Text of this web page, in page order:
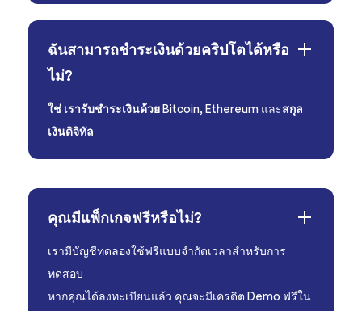
ฉันสามารถชำระเงินด้วยคริปโตได้หรือ
ไม่?
ใช่ เรารับชำระเงินด้วยBitcoin, Ethereum และสกุล
เงินดิจิทัล
คุณมีแพ็กเกจฟรีหรือไม่?
เรามีบัญชีทดลองใช้ฟรีแบบจำกัดเวลาสำหรับการ
ทดสอบ
หากคุณได้ลงทะเบียนแล้ว คุณจะมีเครดิต Demo ฟรีใน